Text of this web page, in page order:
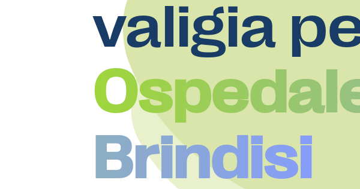
valigia
Brindisi